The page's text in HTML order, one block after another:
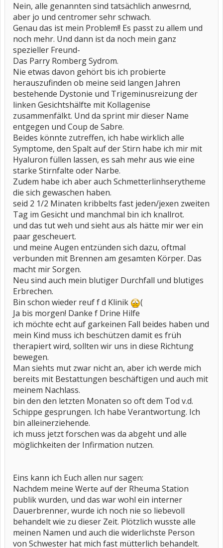
Nein, alle genannten sind tatsächlich anwesrnd,
aber jo und centromer sehr schwach.
Genau das ist mein Problem!! Es passt zu allem und
noch mehr. Und dann ist da noch mein ganz
spezieller Freund-
Das Parry Romberg Sydrom.
Nie etwas davon gehört bis ich probierte
herauszufinden ob meine seid langen Jahren
bestehende Dystonie und Trigeminusreizung der
linken Gesichtshälfte mit Kollagenise
zusammenfälkt. Und da sprint mir dieser Name
entgegen und Coup de Sabre.
Beides könnte zutreffen, ich habe wirklich alle
Symptome, den Spalt auf der Stirn habe ich mir mit
Hyaluron füllen lassen, es sah mehr aus wie eine
starke Stirnfalte oder Narbe.
Zudem habe ich aber auch Schmetterlinhserytheme
die sich gewaschen haben.
seid 2 1/2 Minaten kribbelts fast jeden/jexen zweiten
Tag im Gesicht und manchmal bin ich knallrot.
und das tut weh und sieht aus als hätte mir wer ein
paar gescheuert.
und meine Augen entzünden sich dazu, oftmal
verbunden mit Brennen am gesamten Körper. Das
macht mir Sorgen.
Neu sind auch mein blutiger Durchfall und blutiges
Erbrechen.
Bin schon wieder reuf f d Klinik
(
Ja bis morgen! Danke f Drine Hilfe
ich möchte echt auf garkeinen Fall beides haben und
mein Kind muss ich beschützen damit es früh
therapiert wird, sollten wir uns in diese Richtung
bewegen.
Man siehts mut zwar nicht an, aber ich werde mich
bereits mit Bestattungen beschäftigen und auch mit
meinem Nachlass.
bin den den letzten Monaten so oft dem Tod v.d.
Schippe gesprungen. Ich habe Verantwortung. Ich
bin alleinerziehende.
ich muss jetzt forschen was da abgeht und alle
möglichkeiten der Infirmation nutzen.
Eins kann ich Euch allen nur sagen:
Nachdem meine Werte auf der Rheuma Station
publik wurden, und das war wohl ein interner
Dauerbrenner, wurde ich noch nie so liebevoll
behandelt wie zu dieser Zeit. Plötzlich wusste alle
meinen Namen und auch die widerlichste Person
von Schwester hat mich fast mütterlich behandelt.